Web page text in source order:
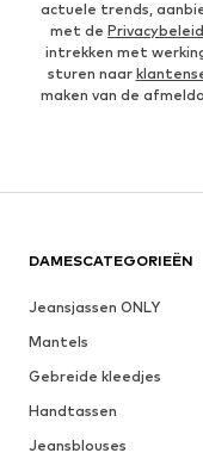
actuele trends,
met de Privacybeleid
intrekken met
sturen naar
maken van de
DAMESCATEGORIEËN
Jeansjassen ONLY
Mantels
Gebreide kleedjes
Handtassen
Jeansblouses